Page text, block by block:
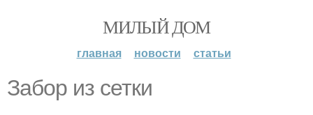
МИЛЫЙ ДОМ
главная новости статьи
Забор из сетки